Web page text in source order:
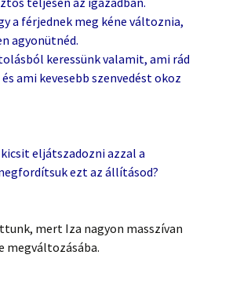
a férjednek meg kéne változnia,
agyonütnéd.
keressünk valamit, ami rád
ami kevesebb szenvedést okoz
eljátszadozni azzal a
ezt az állításod?
mert Iza nagyon masszívan
megváltozásába.